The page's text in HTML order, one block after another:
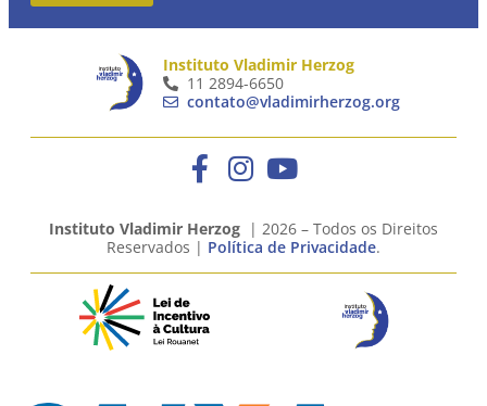
Instituto Vladimir Herzog
11 2894-6650
contato@vladimirherzog.org
Instituto Vladimir Herzog | 2026 – Todos os Direitos
Reservados | Política de Privacidade.